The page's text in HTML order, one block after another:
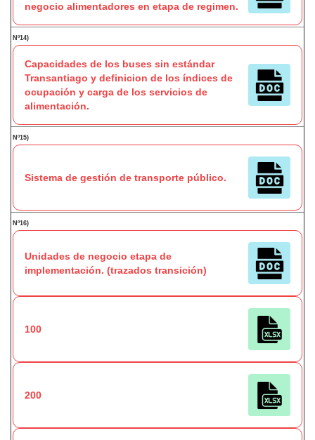
negocio alimentadores en etapa de regimen.
Nº14)
Capacidades de los buses sin estándar
Transantiago y definicion de los índices de
ocupación y carga de los servicios de
alimentación.
Nº15)
Sistema de gestión de transporte público.
Nº16)
Unidades de negocio etapa de
implementación. (trazados transición)
100
200